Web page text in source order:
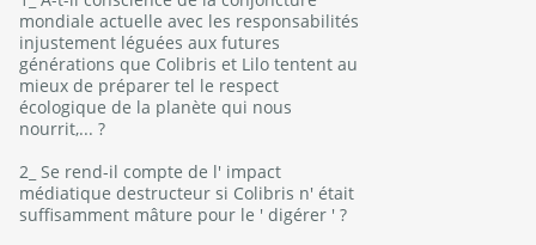
mondiale actuelle avec les responsabilités
injustement léguées aux futures
générations que Colibris et Lilo tentent au
mieux de préparer tel le respect
écologique de la planète qui nous
nourrit,... ?
2_ Se rend-il compte de l' impact
médiatique destructeur si Colibris n' était
suffisamment mâture pour le ' digérer ' ?